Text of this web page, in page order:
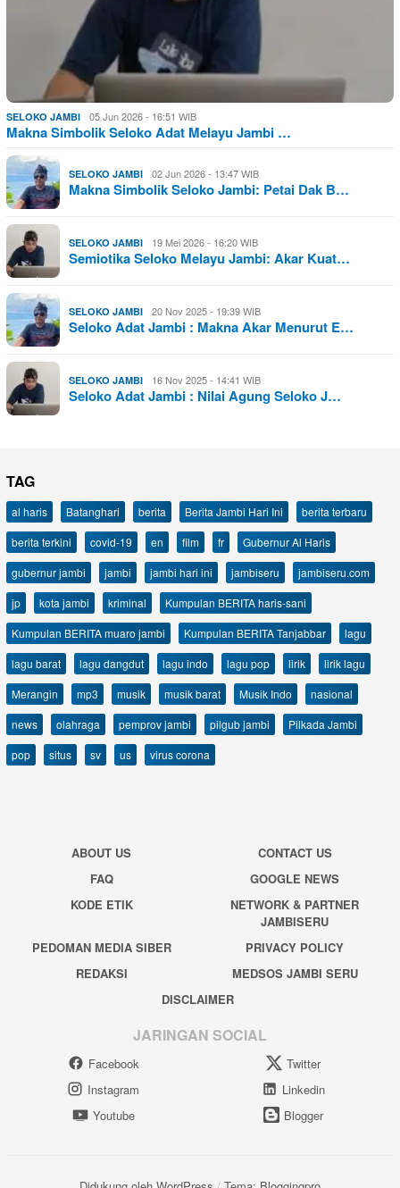
SELOKO JAMBI 05 Jun 2026 - 16:51 WIB
Makna Simbolik Seloko Adat Melayu Jambi …
SELOKO JAMBI 02 Jun 2026 - 13:47 WIB
Makna Simbolik Seloko Jambi: Petai Dak B…
SELOKO JAMBI 19 Mei 2026 - 16:20 WIB
Semiotika Seloko Melayu Jambi: Akar Kuat…
SELOKO JAMBI 20 Nov 2025 - 19:39 WIB
Seloko Adat Jambi : Makna Akar Menurut E…
SELOKO JAMBI 16 Nov 2025 - 14:41 WIB
Seloko Adat Jambi : Nilai Agung Seloko J…
TAG
al haris Batanghari berita Berita Jambi Hari Ini
berita terbaru
berita terkini
covid-19 en film fr
Gubernur Al Haris
gubernur jambi
jambi jambi hari ini jambiseru
jambiseru.com
jp
kota jambi kriminal
Kumpulan BERITA haris-sani
Kumpulan BERITA muaro jambi
Kumpulan BERITA Tanjabbar
lagu
lagu barat
lagu dangdut lagu indo lagu pop lirik
lirik lagu
Merangin
mp3 musik musik barat Musik Indo
nasional
news
olahraga pemprov jambi pilgub jambi
Pilkada Jambi
pop
situs sv us virus corona
ABOUT US
CONTACT US
FAQ
GOOGLE NEWS
KODE ETIK
NETWORK & PARTNER
JAMBISERU
PEDOMAN MEDIA SIBER
PRIVACY POLICY
REDAKSI
MEDSOS JAMBI SERU
DISCLAIMER
JARINGAN SOCIAL
Facebook
Twitter
Instagram
Linkedin
Youtube
Blogger